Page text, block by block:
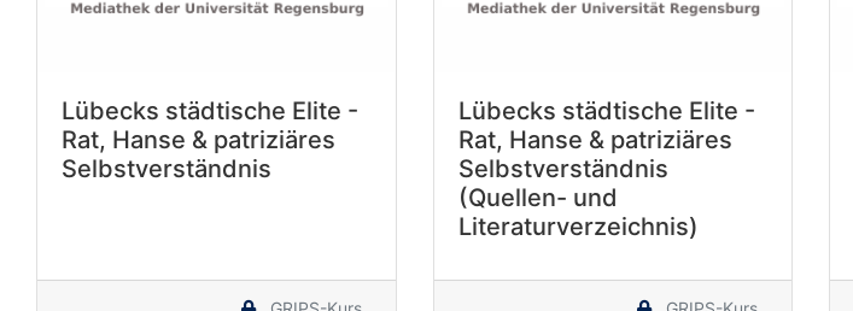
Lübecks städtische Elite -
Rat, Hanse & patriziäres
Selbstverständnis
Lübecks städtische Elite -
Rat, Hanse & patriziäres
Selbstverständnis
(Quellen- und
Literaturverzeichnis)